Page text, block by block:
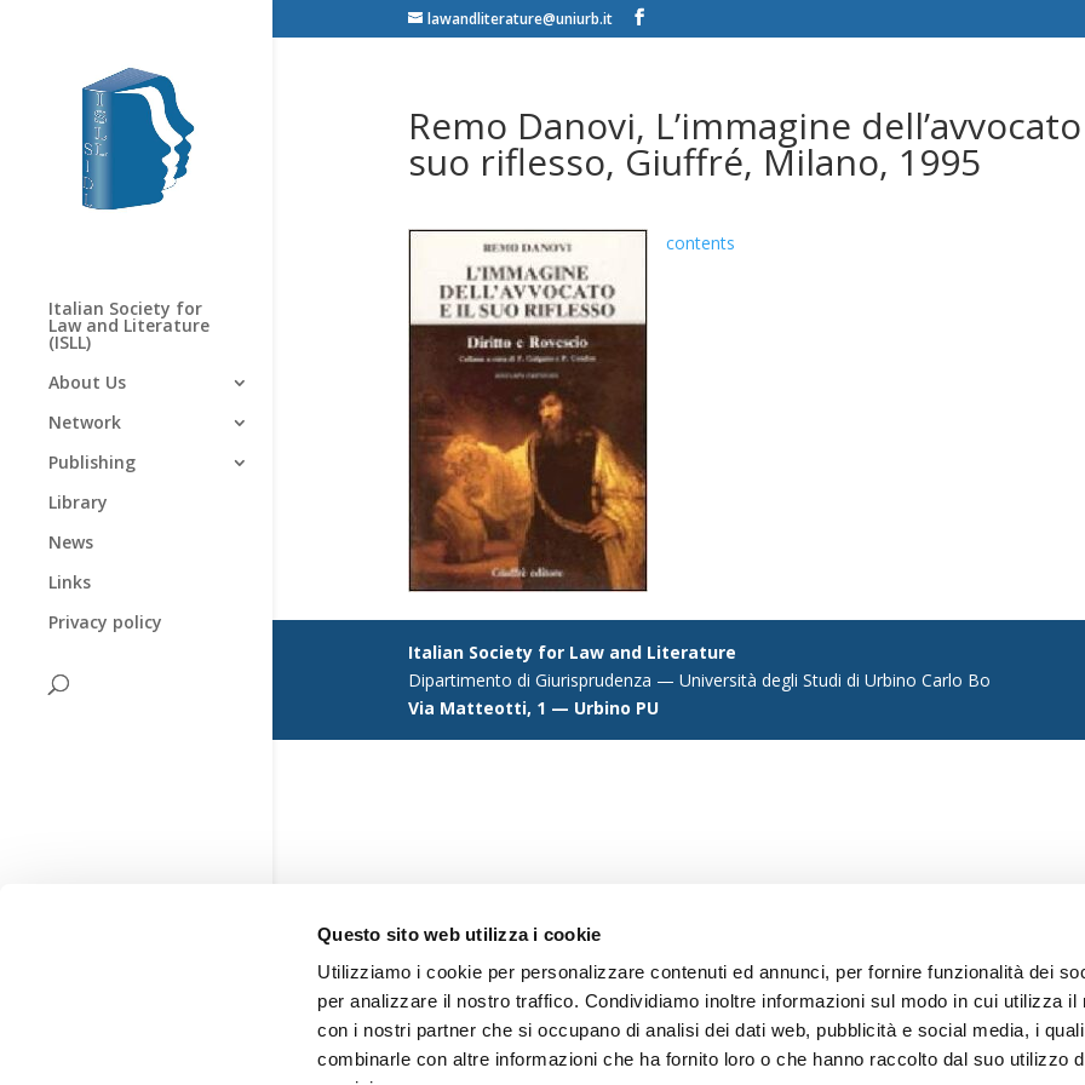
Questo sito web utilizza i cookie
Utilizziamo i cookie per personalizzare contenuti ed annunci, per fornire funzionalità dei
per analizzare il nostro traffico. Condividiamo inoltre informazioni sul modo in cui utilizza il
con i nostri partner che si occupano di analisi dei dati web, pubblicità e social media, i
combinarle con altre informazioni che ha fornito loro o che hanno raccolto dal suo utilizzo
lawandliterature@uniurb.it
Italian Society for
Law and Literature
(ISLL)
About Us
Network
Publishing
Library
News
Links
Privacy policy
Remo Danovi, L’immagine
suo riflesso, Giuffré, Milano, 1995
contents
Italian Society for Law and Literature
Dipartimento di Giurisprudenza — Università degli Studi di Urbino Carlo Bo
Via Matteotti, 1 — Urbino PU